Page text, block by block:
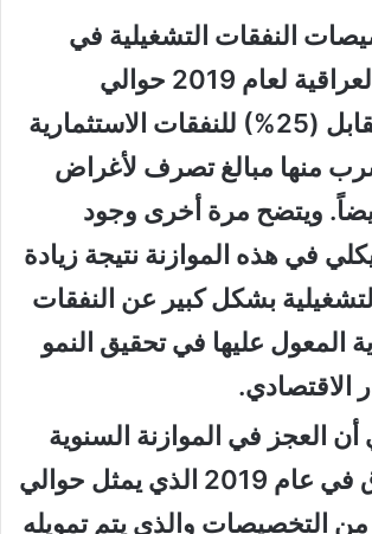
النفقات التشغيلية في
الموازنة العراقية لعام 2019 حوالي
(75%) مقابل (25%) للنفقات الاستثمارية
منها مبالغ تصرف لأغراض
ويتضح مرة أخرى وجود
في هذه الموازنة نتيجة زيادة
بشكل كبير عن النفقات
المعول عليها في تحقيق النمو
الاقتصادي.
العجز في الموازنة السنوية
في العراق في عام 2019 الذي يمثل حوالي
من التخصيصات والذي يتم تمويله